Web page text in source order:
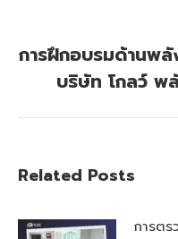
การฝึกอบรมด้านพ
บริษัท โกลว์ พ
Related Posts
การตร